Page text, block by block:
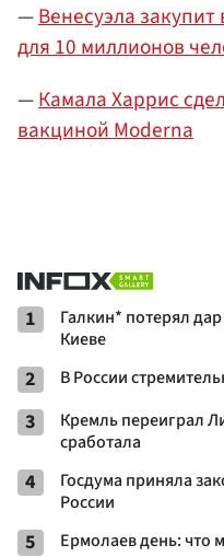
—Венесуэла закупит
для 10 миллионов
—Камала Харрис
вакциной Moderna
1
Галкин* потерял
Киеве
2 В России
3
Кремль переиграл
сработала
4
Госдума приняла
России
5 Ермолаев день: что